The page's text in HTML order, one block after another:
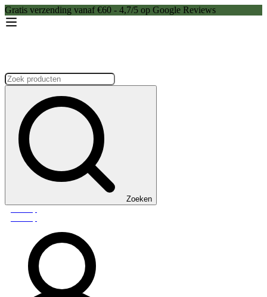
Gratis verzending vanaf €60 - 4,7/5 op Google Reviews
Zoeken:
Zoeken